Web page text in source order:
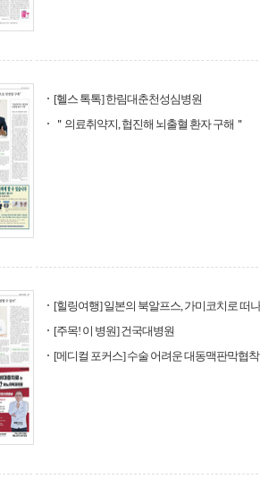
[헬스 톡톡] 한림대춘천성심병원
＂의료취약지, 협진해 뇌출혈 환자 구해＂
[힐링여행] 일본의 북알프스, 가미코치로 떠
[주목! 이 병원] 건국대병원
[메디컬 포커스] 수술 어려운 대동맥판막협